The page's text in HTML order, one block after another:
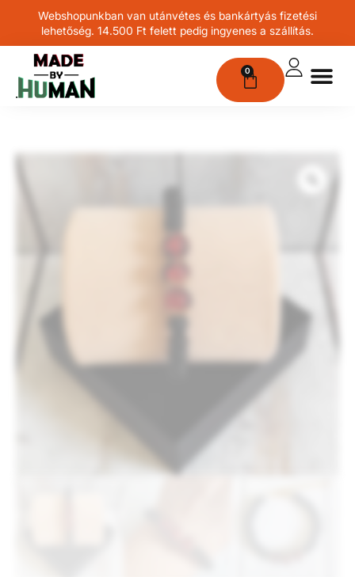
Webshopunkban van utánvétes és bankártyás fizetési
lehetőség. 14.500 Ft felett pedig ingyenes a szállítás.
0